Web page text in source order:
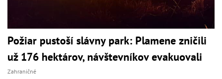
Požiar pustoší slávny park: Plamene zničili
už 176 hektárov, návštevníkov evakuovali
Zahraničné